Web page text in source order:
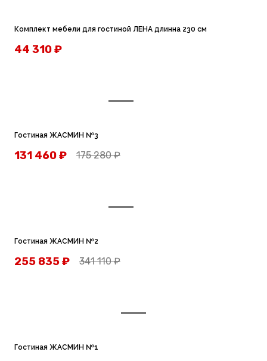
Комплект мебели для гостиной ЛЕНА длинна 230 см
44 310₽
Гостиная ЖАСМИН №3
175 280₽
131 460₽
Гостиная ЖАСМИН №2
341 110₽
255 835₽
Гостиная ЖАСМИН №1